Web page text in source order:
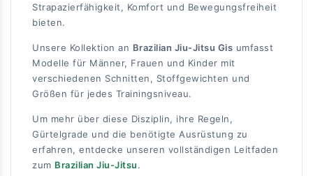
Strapazierfähigkeit, Komfort und Bewegungsfreiheit
bieten.
Unsere Kollektion an Brazilian Jiu-Jitsu Gis umfasst
Modelle für Männer, Frauen und Kinder mit
verschiedenen Schnitten, Stoffgewichten und
Größen für jedes Trainingsniveau.
Um mehr über diese Disziplin, ihre Regeln,
Gürtelgrade und die benötigte Ausrüstung zu
erfahren, entdecke unseren vollständigen Leitfaden
zum Brazilian Jiu-Jitsu.